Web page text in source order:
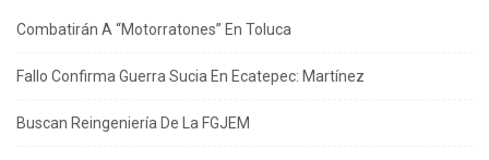
Combatirán A “Motorratones” En Toluca
Fallo Confirma Guerra Sucia En Ecatepec: Martínez
Buscan Reingeniería De La FGJEM